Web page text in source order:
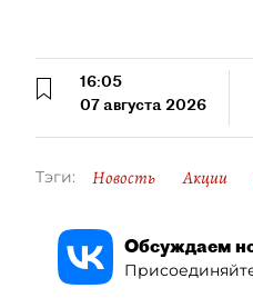
16:05
07 августа 2026
Тэги: Новость Акции
Обсуждаем